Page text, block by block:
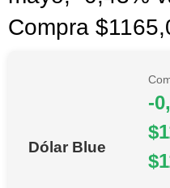
Compra
Dólar Blue
-